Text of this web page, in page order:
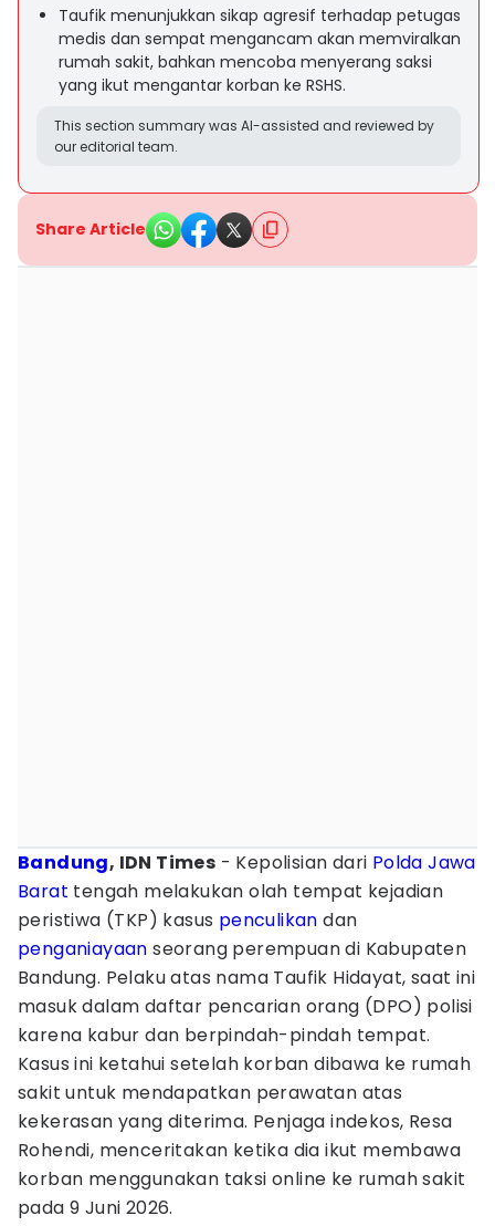
Taufik menunjukkan sikap agresif terhadap petugas
medis dan sempat mengancam akan memviralkan
rumah sakit, bahkan mencoba menyerang saksi
yang ikut mengantar korban ke RSHS.
This section summary was AI-assisted and reviewed by
our editorial team.
Share Article
Bandung, IDN Times - Kepolisian dari Polda Jawa
Barat tengah melakukan olah tempat kejadian
peristiwa (TKP) kasus penculikan dan
penganiayaan seorang perempuan di Kabupaten
Bandung. Pelaku atas nama Taufik Hidayat, saat ini
masuk dalam daftar pencarian orang (DPO) polisi
karena kabur dan berpindah-pindah tempat.
Kasus ini ketahui setelah korban dibawa ke rumah
sakit untuk mendapatkan perawatan atas
kekerasan yang diterima. Penjaga indekos, Resa
Rohendi, menceritakan ketika dia ikut membawa
korban menggunakan taksi online ke rumah sakit
pada 9 Juni 2026.